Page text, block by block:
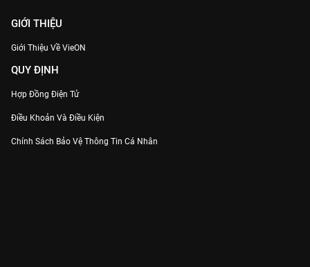
GIỚI THIỆU
Giới Thiệu Về VieON
QUY ĐỊNH
Hợp Đồng Điện Tử
Điều Khoản Và Điều Kiện
Chính Sách Bảo Vệ Thông Tin Cá Nhân